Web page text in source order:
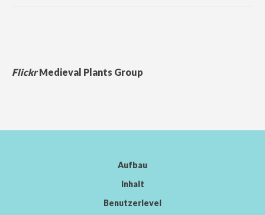
FlickrMedieval Plants Group
Aufbau
Inhalt
Benutzerlevel